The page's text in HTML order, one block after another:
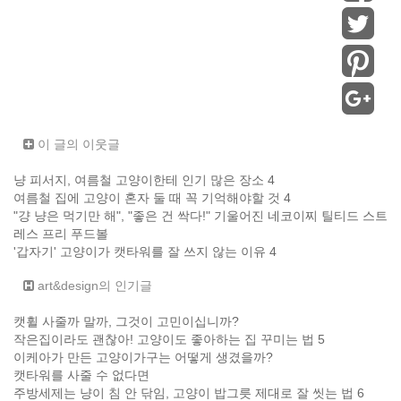
이 글의 이웃글
냥 피서지, 여름철 고양이한테 인기 많은 장소 4
여름철 집에 고양이 혼자 둘 때 꼭 기억해야할 것 4
"걍 냥은 먹기만 해", "좋은 건 싹다!" 기울어진 네코이찌 틸티드 스트
레스 프리 푸드볼
'갑자기' 고양이가 캣타워를 잘 쓰지 않는 이유 4
art&design의 인기글
캣휠 사줄까 말까, 그것이 고민이십니까?
작은집이라도 괜찮아! 고양이도 좋아하는 집 꾸미는 법 5
이케아가 만든 고양이가구는 어떻게 생겼을까?
캣타워를 사줄 수 없다면
주방세제는 냥이 침 안 닦임, 고양이 밥그릇 제대로 잘 씻는 법 6